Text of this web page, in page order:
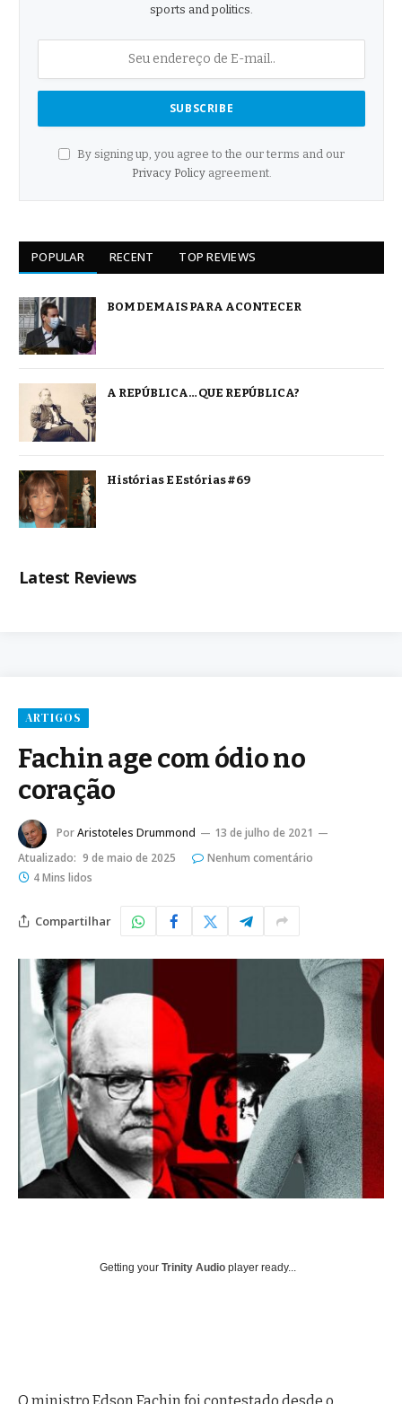
sports and politics.
By signing up, you agree to the our terms and our
Privacy Policyagreement.
POPULAR RECENT TOP REVIEWS
BOM DEMAIS PARA ACONTECER
A REPÚBLICA… QUE REPÚBLICA?
Histórias E Estórias #69
Latest Reviews
ARTIGOS
Fachin age com ódio no
coração
PorAristoteles Drummond
13 de julho de 2021
Atualizado: 9 de maio de 2025
Nenhum comentário
4 Mins lidos
Compartilhar
Getting your Trinity Audio player ready...